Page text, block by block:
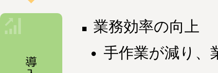
業務効率の向上
手作業が減り、